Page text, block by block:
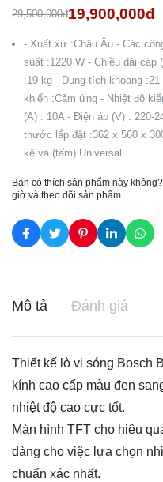
29,500,000đ19,900,000đ
- Xuất xứ :Châu Âu - Các
suất :1220 W - Chiều dài
:19 kg - Dung tích khoang
khiển :Cảm ứng - Nhiệt độ
(A) : 10A - Điện áp (V) : 220-
thước lắp đặt :362 x 560 x
kệ và (tấm) Universal
Bạn có thích sản phẩm này
giờ và theo dõi sản phẩm.
Mô tả Đánh giá
Thiết kế lò vi sóng Bosch
kính cao cấp màu đen
nhiệt độ cao cực tốt.
Màn hình TFT cho hiệu
dàng cho việc lựa chọn
chuẩn xác nhất.